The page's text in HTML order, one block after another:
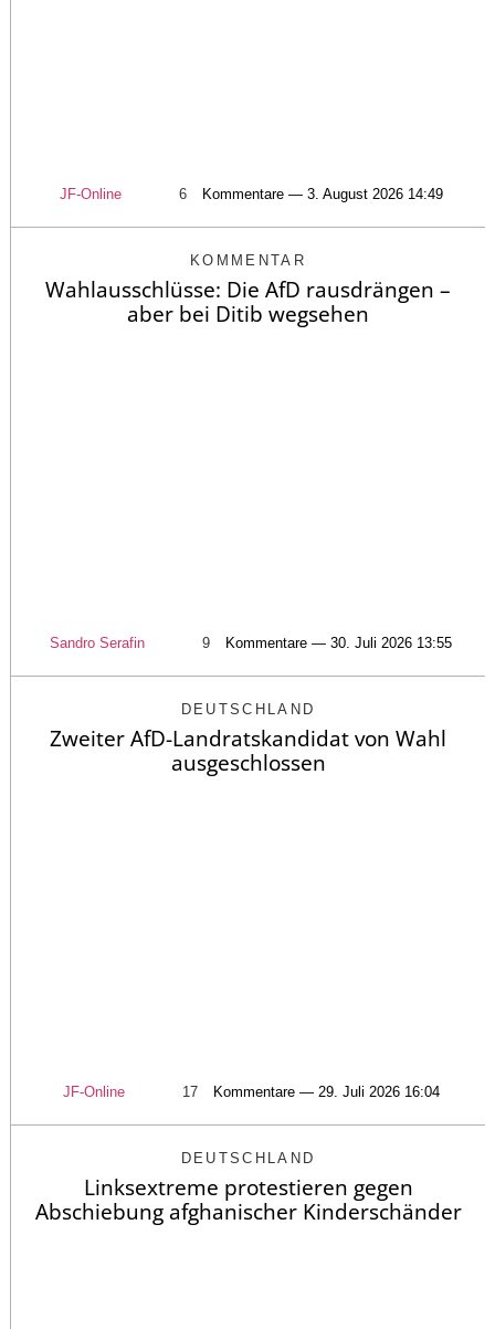
JF-Online 6 Kommentare — 3. August 2026 14:49
KOMMENTAR
Wahlausschlüsse: Die AfD rausdrängen –
aber bei Ditib wegsehen
Sandro Serafin 9 Kommentare — 30. Juli 2026 13:55
DEUTSCHLAND
Zweiter AfD-Landratskandidat von Wahl
ausgeschlossen
JF-Online 17 Kommentare — 29. Juli 2026 16:04
DEUTSCHLAND
Linksextreme protestieren gegen
Abschiebung afghanischer Kinderschänder